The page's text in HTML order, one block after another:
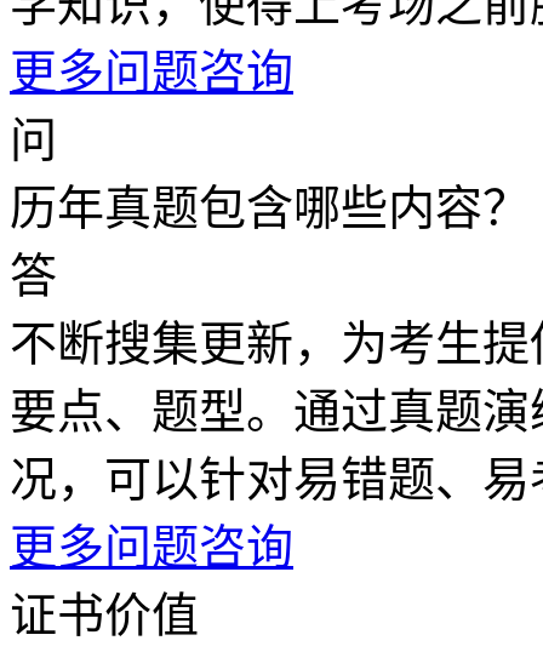
更多问题咨询
问
历年真题包含哪些内容？
答
不断搜集更新，为考生
要点、题型。通过真题
况，可以针对易错题、
更多问题咨询
证书价值